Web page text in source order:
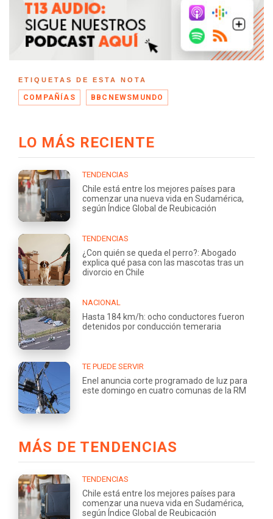
ETIQUETAS DE ESTA NOTA
COMPAÑÍAS BBCNEWSMUNDO
LO MÁS RECIENTE
TENDENCIAS
Chile está entre los mejores países para
comenzar una nueva vida en Sudamérica,
según Índice Global de Reubicación
TENDENCIAS
¿Con quién se queda el perro?: Abogado
explica qué pasa con las mascotas tras un
divorcio en Chile
NACIONAL
Hasta 184 km/h: ocho conductores fueron
detenidos por conducción temeraria
TE PUEDE SERVIR
Enel anuncia corte programado de luz para
este domingo en cuatro comunas de la RM
MÁS DE TENDENCIAS
TENDENCIAS
Chile está entre los mejores países para
comenzar una nueva vida en Sudamérica,
según Índice Global de Reubicación